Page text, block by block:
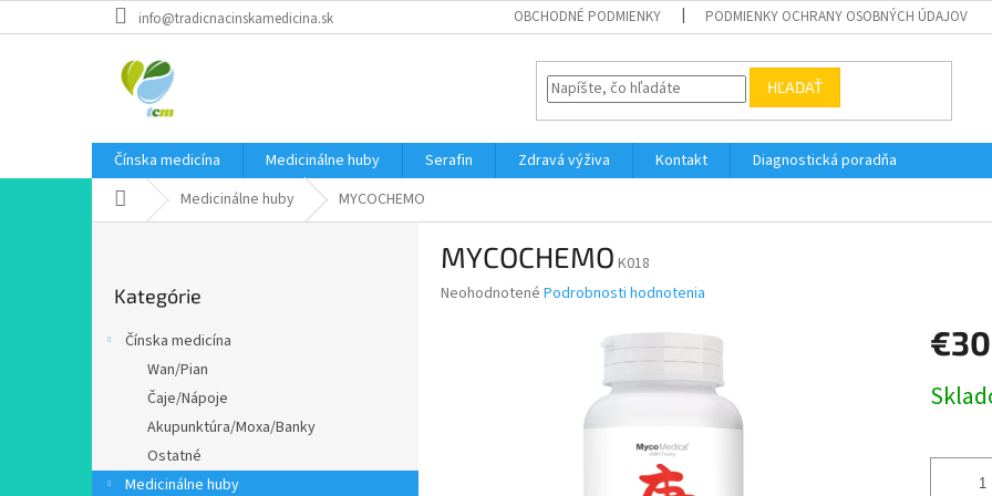
na
info@tradicnacinskamedicina.sk OBCHODNÉ PODMIENKY PODMIENKY OCHRANY OSOBNÝCH ÚDAJOV
HĽADAŤ
Čínska medicína Medicinálne huby Serafin Zdravá výživa Kontakt
Diagnostická poradňa
DomovMedicinálne huby MYCOCHEMO
kategórie
Kategórie
Čínska medicína
Wan/Pian
Čaje/Nápoje
Akupunktúra/Moxa/Banky
Ostatné
Medicinálne huby
MYCOCHEMO K018
Priemerné
Neohodnotené Podrobnosti hodnotenia
cena: